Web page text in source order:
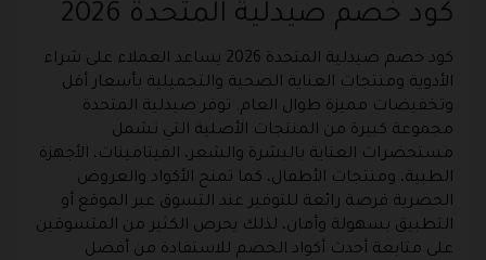
كود خصم صيدلية المتحدة 2026
كود خصم صيدلية المتحدة 2026 يساعد العملاء على شراء
الأدوية ومنتجات العناية الصحية والتجميلية بأسعار أقل
وتخفيضات مميزة طوال العام. توفر صيدلية المتحدة
مجموعة كبيرة من المنتجات الأصلية التي تشمل
مستحضرات العناية بالبشرة والشعر، الفيتامينات، الأجهزة
الطبية، ومنتجات الأطفال، كما تمنح الأكواد والعروض
الحصرية فرصة رائعة للتوفير عند التسوق عبر الموقع أو
التطبيق بسهولة وأمان، لذلك يحرص الكثير من المتسوقين
على متابعة أحدث أكواد الخصم للاستفادة من أفضل